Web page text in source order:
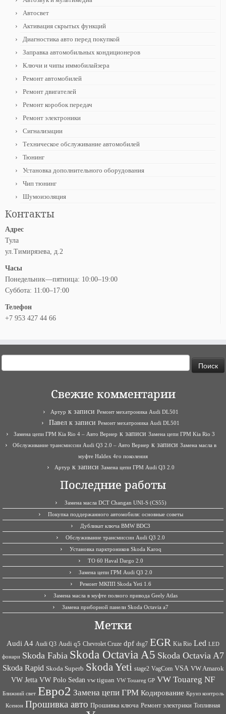
Автосвет
Активация скрытых функций
Диагностика авто перед покупкой
Заправка автомобильных кондиционеров
Ключи и чипы иммобилайзера
Ремонт автомобилей
Ремонт двигателей
Ремонт коробок передач
Ремонт электроники
Сигнализации
Техническое обслуживание автомобилей
Тюнинг
Установка дополнительного оборудования
Чип тюнинг
Шумоизоляция
Контакты
Адрес
Тула
ул.Тимирязева, д.2
Часы
Понедельник—пятница: 10:00–19:00
Суббота: 11:00–17:00
Телефон
+7 953 427 44 66
Свежие комментарии
Артур к записи Ремонт мехатроника Audi DL501
Павел к записи Ремонт мехатроника Audi DL501
Замена цепи ГРМ Kia Rio 4 – Авто Вернер к записи Замена цепи ГРМ Kia Rio 3
Обслуживание трансмиссии Audi Q3 2.0 – Авто Вернер к записи Замена масла в
муфте Haldex 4го поколения
Артур к записи Замена цепи ГРМ Audi Q3 2.0
Последние работы
Замена масла DCT Changan UNI-S (CS55)
Покупка поддержанного автомобиля: основные советы
Дубликат ключа BMW BDC3
Обслуживание трансмиссии Audi Q3 2.0
Установка парктроников Skoda Karoq
ТО 60 Haval Dargo 2.0
Замена цепи ГРМ Audi Q3 2.0
Ремонт МКПП Skoda Yeti 1.6
Замена масла в муфте полного привода Geely Atlas
Замена приборной панели Skoda Octavia a7
Метки
Audi A4 Audi Q3 Audi q5 Chevrolet Cruze dpf dsg7 EGR Kia Rio Led LED
фонари Skoda Fabia Skoda Octavia A5 Skoda Octavia A7
Skoda Rapid Skoda Superb Skoda Yeti stage2 VagCom VSA VW Amarok
VW Jetta VW Polo Sedan vw tiguan VW Touareg GP VW Touareg NF
Ближний свет Евро2 Замена цепи ГРМ Кодирование Круиз контроль
Ксенон Прошивка авто Прошивка ключа Ремонт электрики Топливная